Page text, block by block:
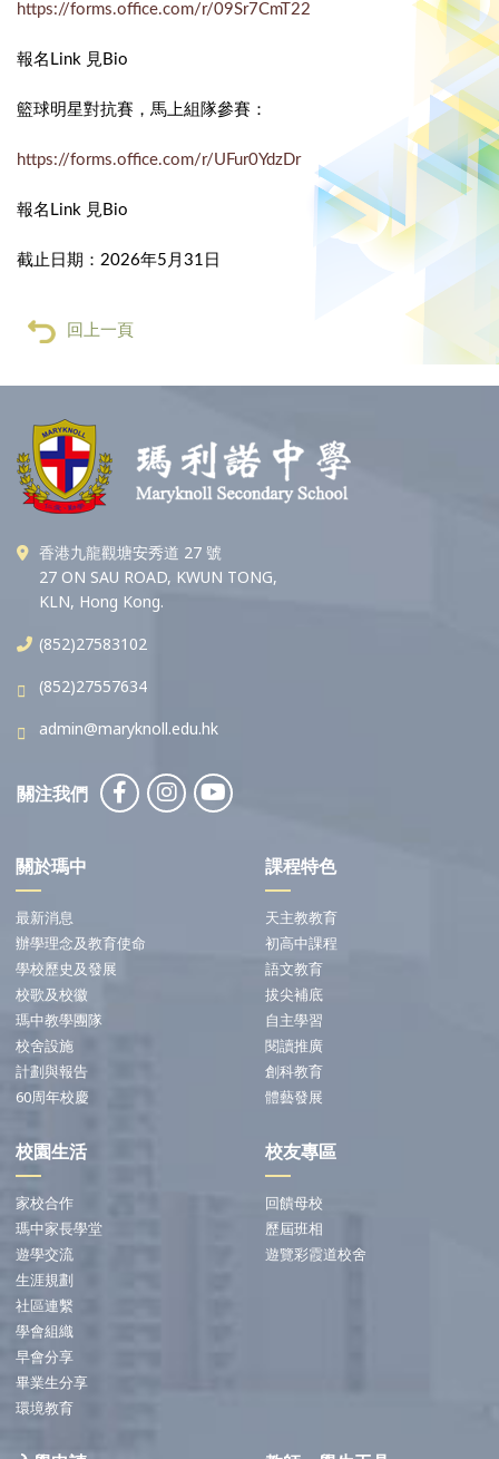
https://forms.office.com/r/09Sr7CmT22
報名Link 見Bio
籃球明星對抗賽，馬上組隊參賽：
https://forms.office.com/r/UFur0YdzDr
報名Link 見Bio
截止日期：2026年5月31日
回上一頁
香港九龍觀塘安秀道 27 號
27 ON SAU ROAD, KWUN TONG,
KLN, Hong Kong.
(852)27583102
(852)27557634
admin@maryknoll.edu.hk
關注我們
關於瑪中
最新消息
辦學理念及教育使命
學校歷史及發展
校歌及校徽
瑪中教學團隊
校舍設施
計劃與報告
60周年校慶
課程特色
天主教教育
初高中課程
語文教育
拔尖補底
自主學習
閱讀推廣
創科教育
體藝發展
校園生活
家校合作
瑪中家長學堂
遊學交流
生涯規劃
社區連繫
學會組織
早會分享
畢業生分享
環境教育
校友專區
回饋母校
歷屆班相
遊覽彩霞道校舍